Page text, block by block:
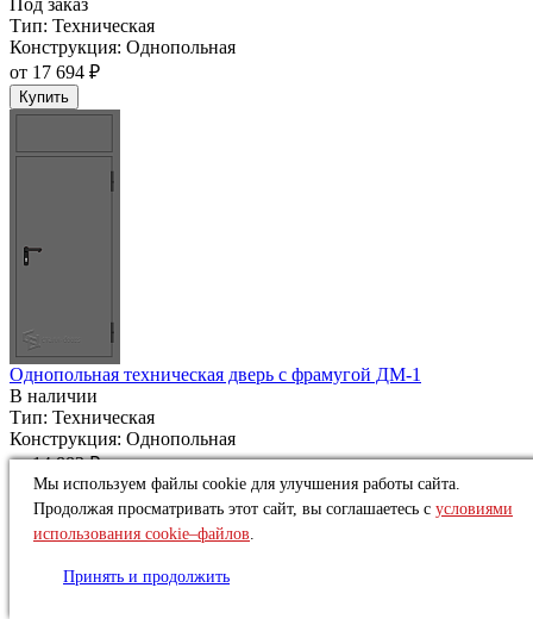
Под заказ
Тип: Техническая
Конструкция: Однопольная
от 17 694 ₽
Купить
Однопольная техническая дверь c фрамугой ДМ-1
В наличии
Тип: Техническая
Конструкция: Однопольная
от14 883 ₽
Купить
Мы используем файлы cookie для улучшения работы сайта.
Продолжая просматривать этот сайт, вы соглашаетесь с условиями
использования cookie–файлов.
Принять и продолжить